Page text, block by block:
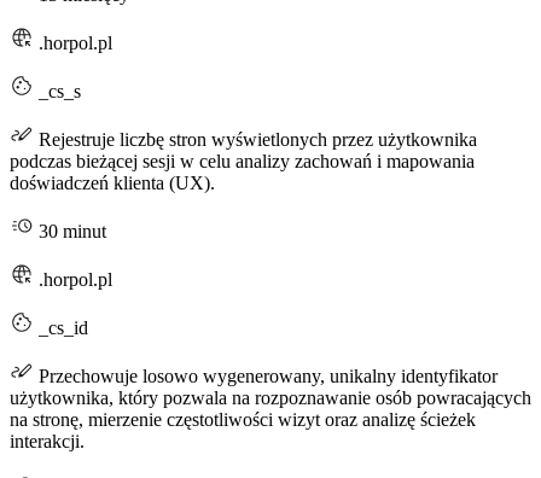
.horpol.pl
_cs_s
Rejestruje liczbę stron wyświetlonych przez użytkownika
podczas bieżącej sesji w celu analizy zachowań i mapowania
doświadczeń klienta (UX).
30 minut
.horpol.pl
_cs_id
Przechowuje losowo wygenerowany, unikalny identyfikator
użytkownika, który pozwala na rozpoznawanie osób powracających
na stronę, mierzenie częstotliwości wizyt oraz analizę ścieżek
interakcji.